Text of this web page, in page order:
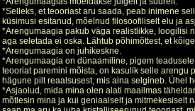
*Selleks, et teooriast aru saada, peab inimene
küsimusi esitanud, mõelnud filosoofiliselt elu ja
*Arengumaagia pakub väga realistlikke, loogilisi
aga seletada ei oska. Lähtub põhimõttest, et
*Arengumaagia on juhikeskne.
*Arengumaagia on dünaamiline, pigem
teooriat paremini mõista, on kasulik selle arengu
hägune pilt reaalsusest, mis aina selgineb. Ühel
*Asjaolud, mida mina olen alati maailmas
mõtlesin mina ja kui geniaalselt ja mitmekesiselt